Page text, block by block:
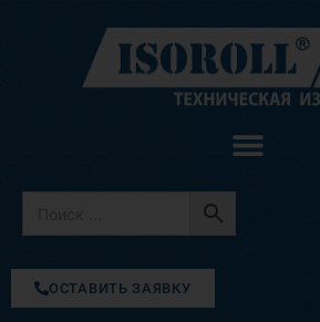
содержимому
ОСТАВИТЬ ЗАЯВКУ